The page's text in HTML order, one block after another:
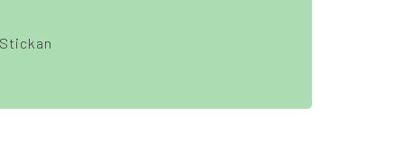
Stickan